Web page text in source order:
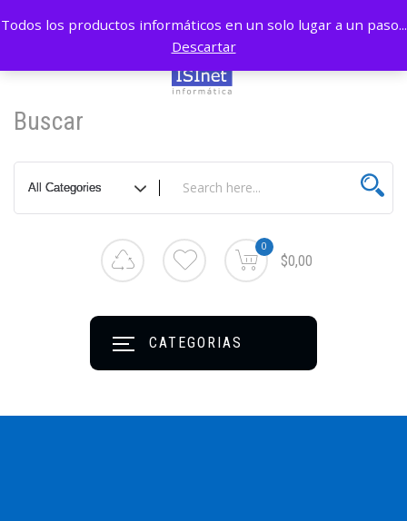
Buscar
0
$0,00
CATEGORIAS
Todos los productos informáticos en un solo lugar a un paso...
Descartar